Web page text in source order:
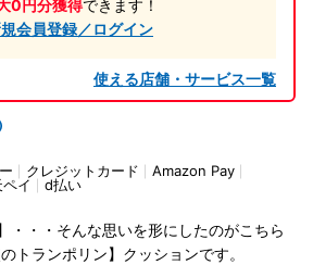
0円分獲得できます！
会員登録／ログイン
使える店舗・サービス一覧
クレジットカード
Amazon Pay
イ d払い
・・・そんな思いを形にしたのがこちら
トランポリン】クッションです。